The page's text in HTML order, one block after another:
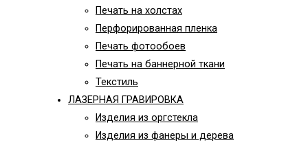
Печать на холстах
Перфорированная пленка
Печать фотообоев
Печать на баннерной ткани
Текстиль
ЛАЗЕРНАЯ ГРАВИРОВКА
Изделия из оргстекла
Изделия из фанеры и дерева